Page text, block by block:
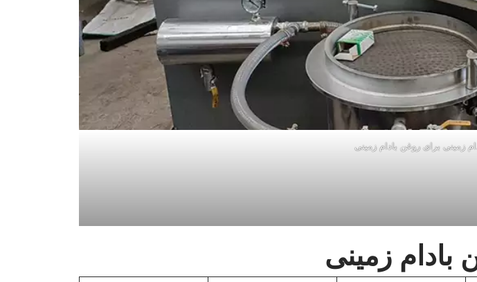
زمینی برای روغن بادام زمینی
بادام زمینی